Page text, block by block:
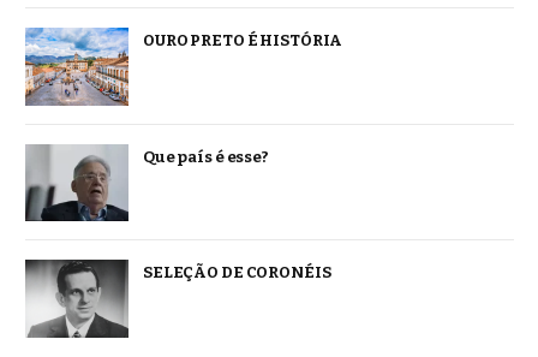
OURO PRETO É HISTÓRIA
Que país é esse?
SELEÇÃO DE CORONÉIS